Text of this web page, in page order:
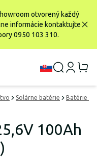
otvorený každý
informácie kontaktujte
0950 103 310.
Solárne batérie Batérie
100Ah